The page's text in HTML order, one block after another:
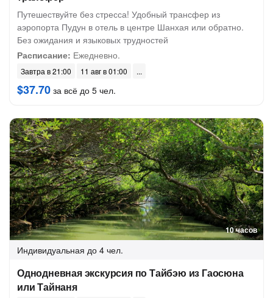
Путешествуйте без стресса! Удобный трансфер из
аэропорта Пудун в отель в центре Шанхая или обратно.
Без ожидания и языковых трудностей
Расписание: Ежедневно.
Завтра в 21:00 11 авг в 01:00
$37.70 за всё до 5 чел.
10 часов
Индивидуальная до 4 чел.
Однодневная экскурсия по Тайбэю из Гаосюна
или Тайнаня